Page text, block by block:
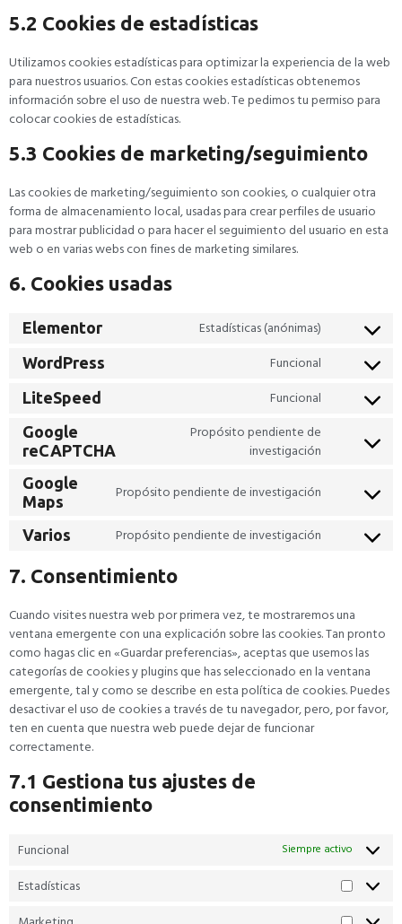
5.2 Cookies de estadísticas
Utilizamos cookies estadísticas para optimizar la experiencia de la web
para nuestros usuarios. Con estas cookies estadísticas obtenemos
información sobre el uso de nuestra web. Te pedimos tu permiso para
colocar cookies de estadísticas.
5.3 Cookies de marketing/seguimiento
Las cookies de marketing/seguimiento son cookies, o cualquier otra
forma de almacenamiento local, usadas para crear perfiles de usuario
para mostrar publicidad o para hacer el seguimiento del usuario en esta
web o en varias webs con fines de marketing similares.
6. Cookies usadas
Elementor Estadísticas (anónimas)
WordPress Funcional
LiteSpeed Funcional
Google
reCAPTCHA
Propósito pendiente de
investigación
Google
Maps
Propósito pendiente de investigación
Varios Propósito pendiente de investigación
7. Consentimiento
Cuando visites nuestra web por primera vez, te mostraremos una
ventana emergente con una explicación sobre las cookies. Tan pronto
como hagas clic en «Guardar preferencias», aceptas que usemos las
categorías de cookies y plugins que has seleccionado en la ventana
emergente, tal y como se describe en esta política de cookies. Puedes
desactivar el uso de cookies a través de tu navegador, pero, por favor,
ten en cuenta que nuestra web puede dejar de funcionar
correctamente.
7.1 Gestiona tus ajustes de
consentimiento
Funcional Siempre activo
Estadísticas